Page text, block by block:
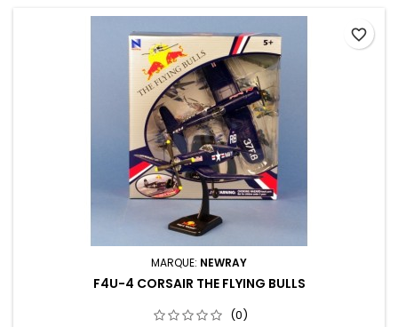
MARQUE: NEWRAY
F4U-4 CORSAIR THE FLYING BULLS
(0)
favorite_border